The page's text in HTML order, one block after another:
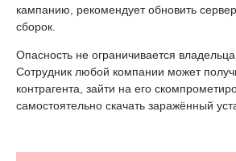
кампанию, рекомендует обновить
сборок.
Опасность не ограничивается
Сотрудник любой компании может
контрагента, зайти на его
самостоятельно скачать заражённый